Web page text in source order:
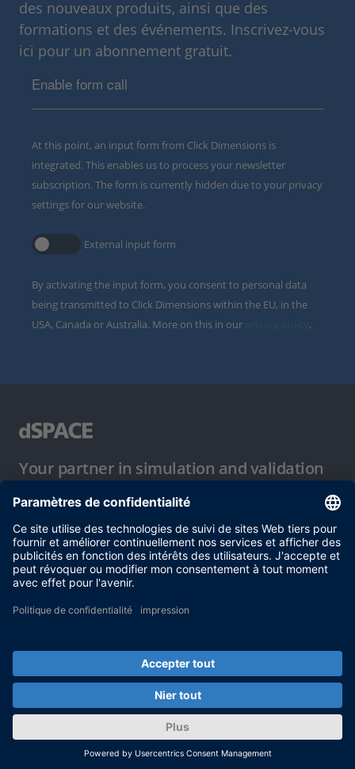
des nouveaux produits, ainsi que des
formations et des événements. Inscrivez-vous
ici pour un abonnement gratuit.
Enable form call
At this point, an input form from Click Dimensions is
integrated. This enables us to process your newsletter
subscription. The form is currently hidden due to your privacy
settings for our website.
External input form
By activating the input form, you consent to personal data
being transmitted to Click Dimensions within the EU, in the
USA, Canada or Australia. More on this in our
.
Your partner in simulation and validation
Conditions d´utilisation
Politique de confidentialité
Mentions légales et conditions générales
© dSPACE